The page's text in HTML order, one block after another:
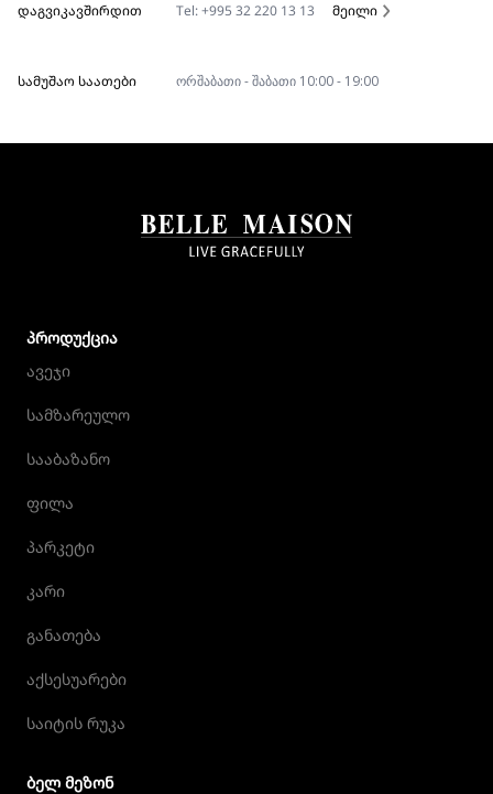
ᲓᲐᲒᲕᲘᲙᲐᲕᲨᲘᲠᲓᲘᲗ Tel: +995 32 220 13 13 მეილი
ᲡᲐᲛᲣᲨᲐᲝ ᲡᲐᲐᲗᲔᲑᲘ ორშაბათი - შაბათი 10:00 - 19:00
ᲞᲠᲝᲓᲣᲥᲪᲘᲐ
ავეჯი
სამზარეულო
სააბაზანო
ფილა
პარკეტი
კარი
განათება
აქსესუარები
საიტის რუკა
ᲑᲔᲚ ᲛᲔᲖᲝᲜ